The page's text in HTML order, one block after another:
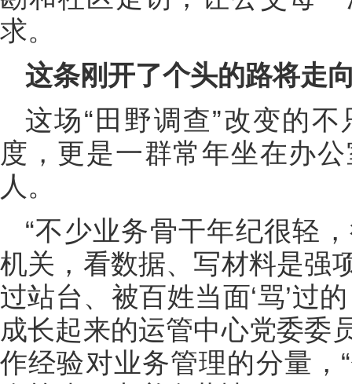
求。
这条刚开了个头的路将走
这场“田野调查”改变的
度，更是一群常年坐在办
人。
“不少业务骨干年纪很轻
机关，看数据、写材料是强
过站台、被百姓当面‘骂’过
成长起来的运管中心党委委
作经验对业务管理的分量，